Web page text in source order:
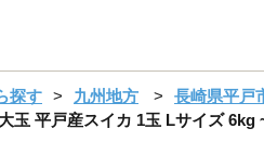
探す 九州地方 長崎県平戸
玉 平戸産スイカ 1玉 Lサイズ